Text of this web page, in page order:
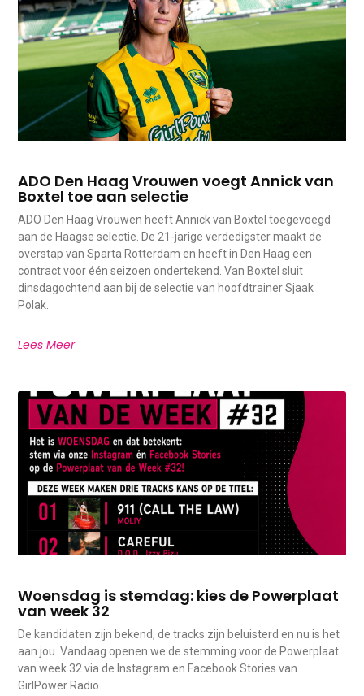
ADO Den Haag Vrouwen voegt Annick van
Boxtel toe aan selectie
ADO Den Haag Vrouwen heeft Annick van Boxtel toegevoegd
aan de Haagse selectie. De 21-jarige verdedigster maakt de
overstap van Sparta Rotterdam en heeft in Den Haag een
contract voor één seizoen ondertekend. Van Boxtel sluit
dinsdagochtend aan bij de selectie van hoofdtrainer Sjaak
Polak.
Lees Meer
Woensdag is stemdag: kies de Powerplaat
van week 32
De kandidaten zijn bekend, de tracks zijn beluisterd en nu is het
aan jou. Vandaag openen we de stemming voor de Powerplaat
van week 32 via de Instagram en Facebook Stories van
GirlPower Radio.